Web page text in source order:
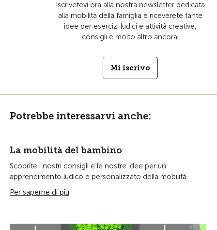
Iscrivetevi ora alla nostra newsletter dedicata
alla mobilità della famiglia e riceverete tante
idee per esercizi ludici e attività creative,
consigli e molto altro ancora.
Mi iscrivo
Potrebbe interessarvi anche:
La mobilità del bambino
Scoprite i nostri consigli e le nostre idee per un
apprendimento ludico e personalizzato della mobilità.
Per saperne di più